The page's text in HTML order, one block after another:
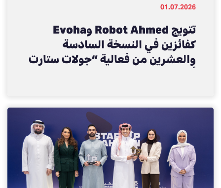
01.07.2026
تتويج Robot Ahmed وEvoha
كفائزين في النسخة السادسة
والعشرين من فعالية “جولات ستارت
أب بحرين”